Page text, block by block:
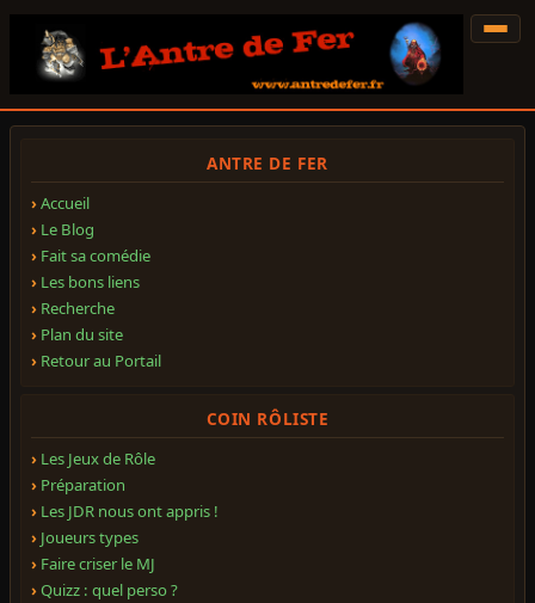
ANTRE DE FER
Accueil
Le Blog
Fait sa comédie
Les bons liens
Recherche
Plan du site
Retour au Portail
COIN RÔLISTE
Les Jeux de Rôle
Préparation
Les JDR nous ont appris !
Joueurs types
Faire criser le MJ
Quizz : quel perso ?